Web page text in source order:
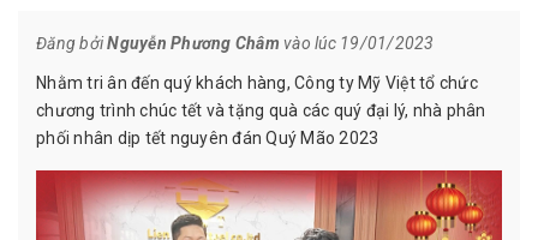
Đăng bởiNguyễn Phương Châm vào lúc 19/01/2023
Nhằm tri ân đến quý khách hàng, Công ty Mỹ Việt tổ chức
chương trình chúc tết và tặng quà các quý đại lý, nhà phân
phối nhân dịp tết nguyên đán Quý Mão 2023